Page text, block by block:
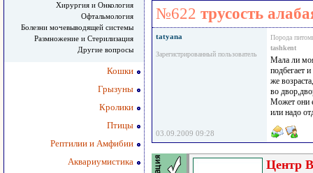
Хирургия и Онкология
Офтальмология
Болезни мочевыводящей системы
Размножение и Стерилизация
Другие вопросы
Кошки
Грызуны
Кролики
Птицы
Рептилии и Амфибии
Аквариумистика
№622 трусость
tatyana
Зарегистрированный пользователь
Порода
tashkent
Мала ли
подбегает
же
во
Может они
или надо
03.09.2009 09:28
Центр